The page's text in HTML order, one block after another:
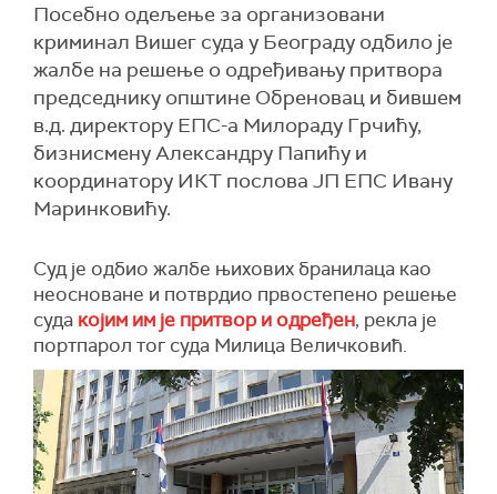
Посебно одељење за организовани
криминал Вишег суда у Београду одбило је
жалбе на решење о одређивању притвора
председнику општине Обреновац и бившем
в.д. директору ЕПС-а Милораду Грчићу,
бизнисмену Александру Папићу и
координатору ИКТ послова ЈП ЕПС Ивану
Маринковићу.
Суд је одбио жалбе њихових бранилаца као
неосноване и потврдио првостепено решење
суда којим им је притвор и одређен, рекла је
портпарол тог суда Милица Величковић.